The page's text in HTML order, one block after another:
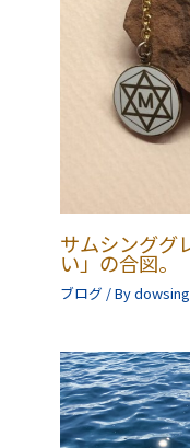
サムシンググ
い」の合図。
ブログ / By